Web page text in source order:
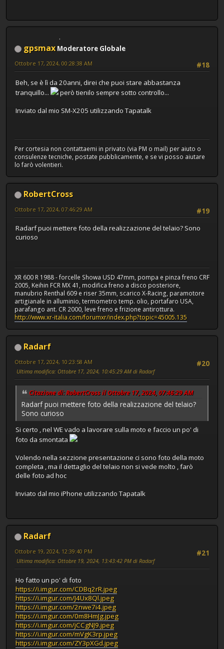
gpsmax Moderatore Globale
#18
Ottobre 17, 2024, 00:28:38 AM
Beh, se è lì da 20anni, direi che puoi stare abbastanza
tranquillo...
però tienilo sempre sotto controllo...
Inviato dal mio SM-X205 utilizzando Tapatalk
Per cortesia non contattaemi in privato (via PM o mail) per aiuto o
consulenze tecniche, postate pubblicamente, e se vi posso aiutare
lo farò volentieri.
RobertCross
#19
Ottobre 17, 2024, 07:46:29 AM
Radarf puoi mettere foto della realizzazione del telaio? Sono
curioso
XR 600 R 1988 - forcelle Showa USD 47mm, pompa e pinza freno CRF
2005, Keihin FCR MX 41, modifica freno a disco posteriore,
manubrio Renthal 609 e riser 35mm, scarico X-Racing, paramotore
artigianale in alluminio, termometro temp. olio, portafaro USA,
parafango ant. CR 2000, leve freno e frizione antirottura.
http://www.xr-italia.com/forumxr/index.php?topic=45005.135
Radarf
#20
Ottobre 17, 2024, 10:23:58 AM
Ultima modifica: Ottobre 17, 2024, 10:45:29 AM di Radarf
Citazione di: RobertCross il Ottobre 17, 2024, 07:46:29 AM
Radarf puoi mettere foto della realizzazione del telaio?
Sono curioso
Si certo , nel WE vado a lavorare sulla moto e faccio un po' di
foto da smontata
Volendo nella sezzione presentazione ci sono foto della moto
completa , ma il dettaglio del telaio non si vede molto , farò
delle foto ad hoc
Inviato dal mio iPhone utilizzando Tapatalk
Radarf
#21
Ottobre 19, 2024, 12:39:40 PM
Ultima modifica: Ottobre 19, 2024, 13:43:42 PM di Radarf
Ho fatto un po' di foto
https://i.imgur.com/CDBq2rR.jpeg
https://i.imgur.com/J4Ux8Ql.jpeg
https://i.imgur.com/2nwe7i4.jpeg
https://i.imgur.com/0m8HmJg.jpeg
https://i.imgur.com/jCCgNJ9.jpeg
https://i.imgur.com/mVgK3rp.jpeg
https://i.imgur.com/ZY3pXGd.jpeg